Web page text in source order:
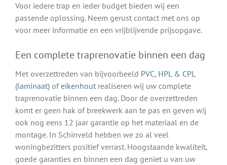
Voor iedere trap en ieder budget bieden wij een
passende oplossing. Neem gerust contact met ons op
voor meer informatie en een vrijblijvende prijsopgave.
Een complete traprenovatie binnen een dag
Met overzettreden van bijvoorbeeld PVC, HPL & CPL
(laminaat) ofeikenhout realiseren wij uw complete
traprenovatie binnen een dag. Door de overzettreden
komt er geen hak of breekwerk aan te pas en geven wij
ook nog eens 12 jaar garantie op het materiaal en de
montage. In Schinveld hebben we zo al veel
woningbezitters positief verrast. Hoogstaande kwaliteit,
goede garanties en binnen een dag geniet u van uw